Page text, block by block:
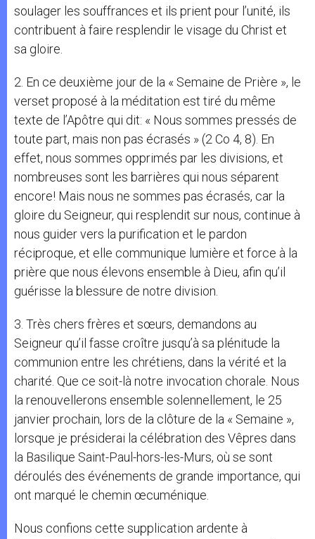
soulager les souffrances et ils prient pour l’unité, ils
contribuent à faire resplendir le visage du Christ et
sa gloire.
2. En ce deuxième jour de la « Semaine de Prière », le
verset proposé à la méditation est tiré du même
texte de l’Apôtre qui dit: « Nous sommes pressés de
toute part, mais non pas écrasés » (2 Co 4, 8). En
effet, nous sommes opprimés par les divisions, et
nombreuses sont les barrières qui nous séparent
encore! Mais nous ne sommes pas écrasés, car la
gloire du Seigneur, qui resplendit sur nous, continue à
nous guider vers la purification et le pardon
réciproque, et elle communique lumière et force à la
prière que nous élevons ensemble à Dieu, afin qu’il
guérisse la blessure de notre division.
3. Très chers frères et sœurs, demandons au
Seigneur qu’il fasse croître jusqu’à sa plénitude la
communion entre les chrétiens, dans la vérité et la
charité. Que ce soit-là notre invocation chorale. Nous
la renouvellerons ensemble solennellement, le 25
janvier prochain, lors de la clôture de la « Semaine »,
lorsque je présiderai la célébration des Vêpres dans
la Basilique Saint-Paul-hors-les-Murs, où se sont
déroulés des événements de grande importance, qui
ont marqué le chemin œcuménique.
Nous confions cette supplication ardente à